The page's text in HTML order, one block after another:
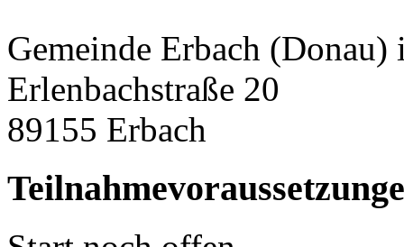
Gemeinde Erbach
Erlenbachstraße 20
89155 Erbach